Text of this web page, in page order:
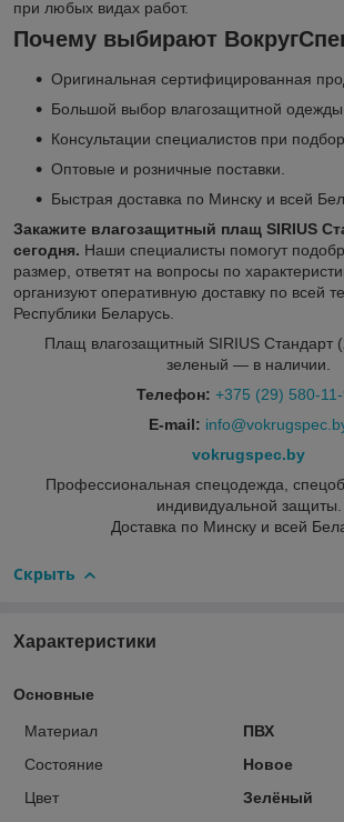
при любых видах работ.
Почему выбирают
Оригинальная сертифицированная
Большой выбор влагозащитной
Консультации специалистов при
Оптовые и розничные поставки.
Быстрая доставка по Минску и всей
Закажите влагозащитный плащ SIRIUS
сегодня. Наши специалисты помогут
размер, ответят на вопросы по
организуют оперативную доставку по всей
Республики Беларусь.
Плащ влагозащитный SIRIUS Стандарт
зеленый — в наличии.
Телефон: +375 (29) 580-
E-mail:
vokrugspec.by
Профессиональная спецодежда,
индивидуальной защиты.
Доставка по Минску и всей
Скрыть
Характеристики
Основные
Материал
ПВХ
Состояние
Новое
Цвет
Зелёный